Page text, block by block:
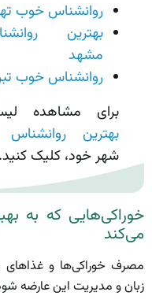
روانشناس خوب
بهترین
مشهد
روانشناس خوب
برای مشاهده
بهترین روانشناس
شهر خود، کلیک کنید.
خوراکی‌هایی که به
می‌کند
مصرف خوراکی‌ها و
زبان و مدیریت این عارضه